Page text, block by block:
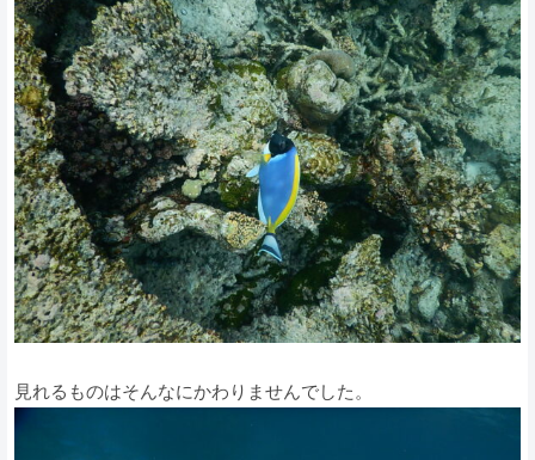
見れるものはそんなにかわりませんでした。